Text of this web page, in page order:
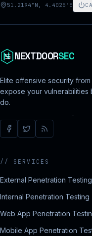
51.2194°N, 4.4025°E
NEXTDOORSEC
Elite offensive security from
expose your vulnerabilities
do.
// SERVICES
External Penetration Testing
Internal Penetration Testing
Web App Penetration
Mobile App Penetration